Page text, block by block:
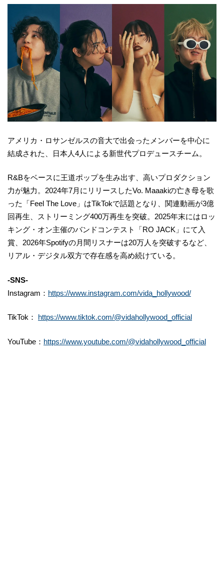
アメリカ・ロサンゼルスの音大で出会ったメンバーを中心に
結成された、日本人4人による新世代プロデュースチーム。
R&Bをベースに王道ポップを生み出す、高いプロダクション
力が魅力。2024年7月にリリースしたVo. Maaakiの亡き母を歌
った「Feel The Love」はTikTokで話題となり、関連動画が3億
回再生、ストリーミング400万再生を突破。2025年末にはロッ
キング・オン主催のバンドコンテスト「RO JACK」にて入
賞、2026年Spotifyの月間リスナーは20万人を突破するなど、
リアル・デジタル双方で存在感を高め続けている。
-SNS-
Instagram： https://www.instagram.com/vida_hollywood/
TikTok： https://www.tiktok.com/@vidahollywood_official
YouTube： https://www.youtube.com/@vidahollywood_official